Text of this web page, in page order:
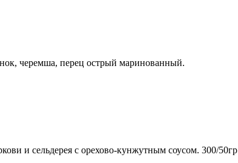
черемша, перец острый маринованный.
и сельдерея с орехово-кунжутным соусом. 300/50гр